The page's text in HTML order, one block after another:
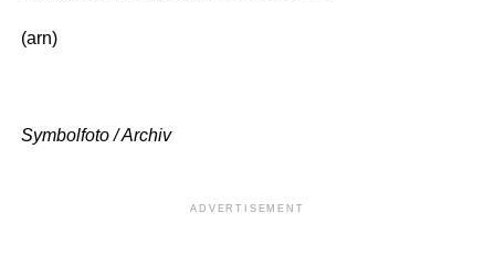
(arn)
Symbolfoto / Archiv
ADVERTISEMENT